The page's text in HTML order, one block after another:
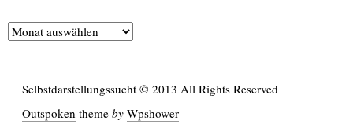
Archiv
Selbstdarstellungssucht© 2013 All Rights Reserved
Outspokentheme by Wpshower